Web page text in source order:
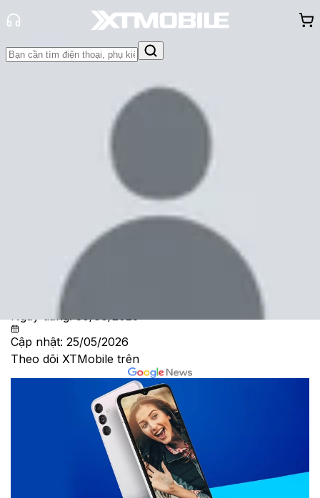
Hỏi đáp Thông báo
Samsung Galaxy M34 5G rò rỉ
thông số kỹ thuật trước ngày ra
Cam Ngoan
Ngày đăng:30/06/2023
Cập nhật: 25/05/2026
Theo dõi XTMobile trên